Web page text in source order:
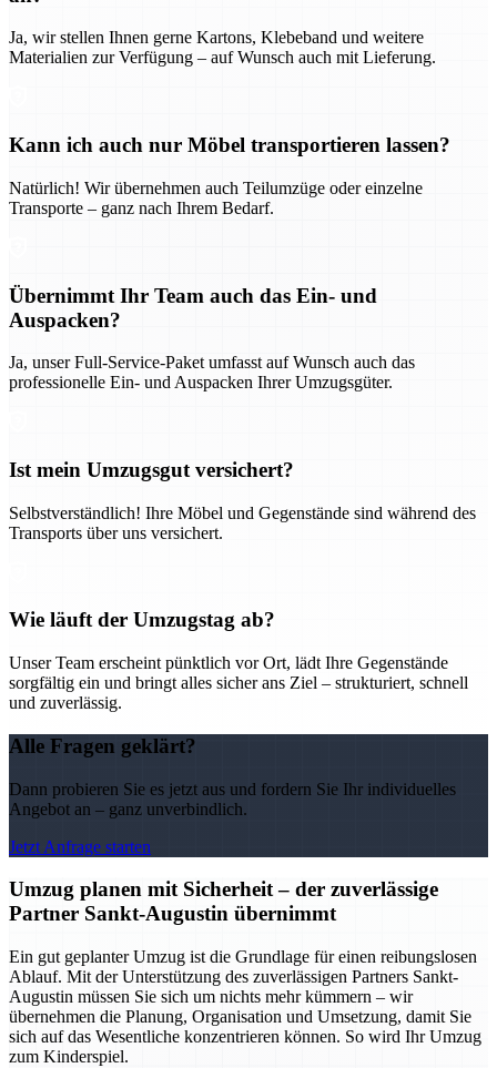
Ja, wir stellen Ihnen gerne Kartons, Klebeband und weitere
Materialien zur Verfügung – auf Wunsch auch mit Lieferung.
Kann ich auch nur Möbel transportieren lassen?
Natürlich! Wir übernehmen auch Teilumzüge oder einzelne
Transporte – ganz nach Ihrem Bedarf.
Übernimmt Ihr Team auch das Ein- und
Auspacken?
Ja, unser Full-Service-Paket umfasst auf Wunsch auch das
professionelle Ein- und Auspacken Ihrer Umzugsgüter.
Ist mein Umzugsgut versichert?
Selbstverständlich! Ihre Möbel und Gegenstände sind während des
Transports über uns versichert.
Wie läuft der Umzugstag ab?
Unser Team erscheint pünktlich vor Ort, lädt Ihre Gegenstände
sorgfältig ein und bringt alles sicher ans Ziel – strukturiert, schnell
und zuverlässig.
Alle Fragen geklärt?
Dann probieren Sie es jetzt aus und fordern Sie Ihr individuelles
Angebot an – ganz unverbindlich.
Jetzt Anfrage starten
Umzug planen mit Sicherheit – der zuverlässige
Partner Sankt-Augustin übernimmt
Ein gut geplanter Umzug ist die Grundlage für einen reibungslosen
Ablauf. Mit der Unterstützung des zuverlässigen Partners Sankt-
Augustin müssen Sie sich um nichts mehr kümmern – wir
übernehmen die Planung, Organisation und Umsetzung, damit Sie
sich auf das Wesentliche konzentrieren können. So wird Ihr Umzug
zum Kinderspiel.